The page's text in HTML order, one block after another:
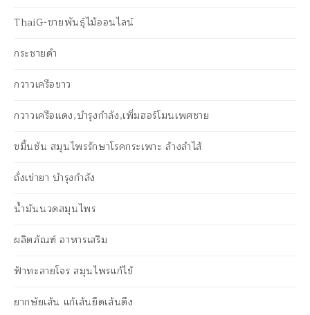
ThaiG-ขายพันธุ์ไม้ออนไลน์
กระชายดำ
กวาวเครือขาว
กวาวเครือแดง,บำรุงกำลัง,เพิ่มฮอร์โมนเพศชาย
ขมิ้นชัน สมุนไพรรักษาโรคกระเพาะ ล้างลำไส้
ถั่งเช่ายา บำรุงกำลัง
น้ำมันนวดสมุนไพร
ผลิตภัณฑ์ อาหารเสริม
ฟ้าทะลายโจร สมุนไพรแก้ไข้
ยากษัยเส้น แก้เส้นยึดเส้นตึง